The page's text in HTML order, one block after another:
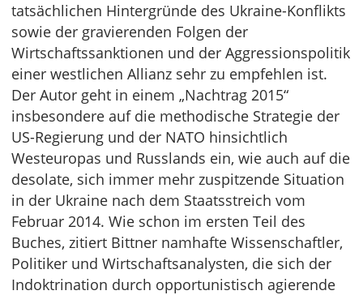
tatsächlichen Hintergründe des Ukraine-Konflikts
sowie der gravierenden Folgen der
Wirtschaftssanktionen und der Aggressionspolitik
einer westlichen Allianz sehr zu empfehlen ist.
Der Autor geht in einem „Nachtrag 2015“
insbesondere auf die methodische Strategie der
US-Regierung und der NATO hinsichtlich
Westeuropas und Russlands ein, wie auch auf die
desolate, sich immer mehr zuspitzende Situation
in der Ukraine nach dem Staatsstreich vom
Februar 2014. Wie schon im ersten Teil des
Buches, zitiert Bittner namhafte Wissenschaftler,
Politiker und Wirtschaftsanalysten, die sich der
Indoktrination durch opportunistisch agierende